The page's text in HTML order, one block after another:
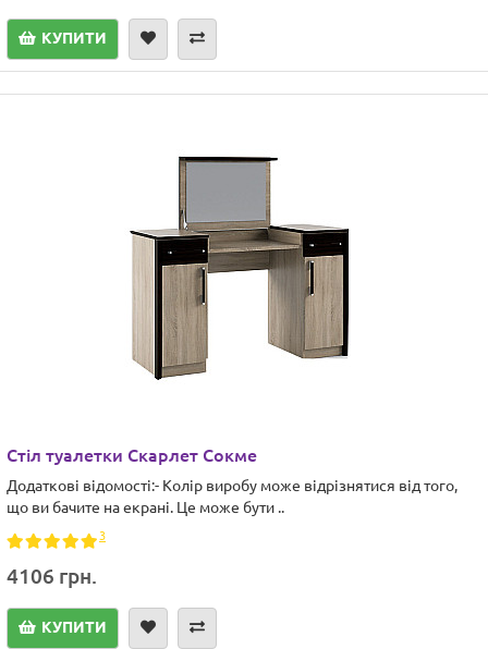
КУПИТИ
Стіл туалетки Скарлет Сокме
Додаткові відомості:- Колір виробу може відрізнятися від того,
що ви бачите на екрані. Це може бути ..
3
4106 грн.
КУПИТИ